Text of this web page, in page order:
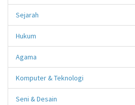
Sejarah
Hukum
Agama
Komputer & Teknologi
Seni & Desain